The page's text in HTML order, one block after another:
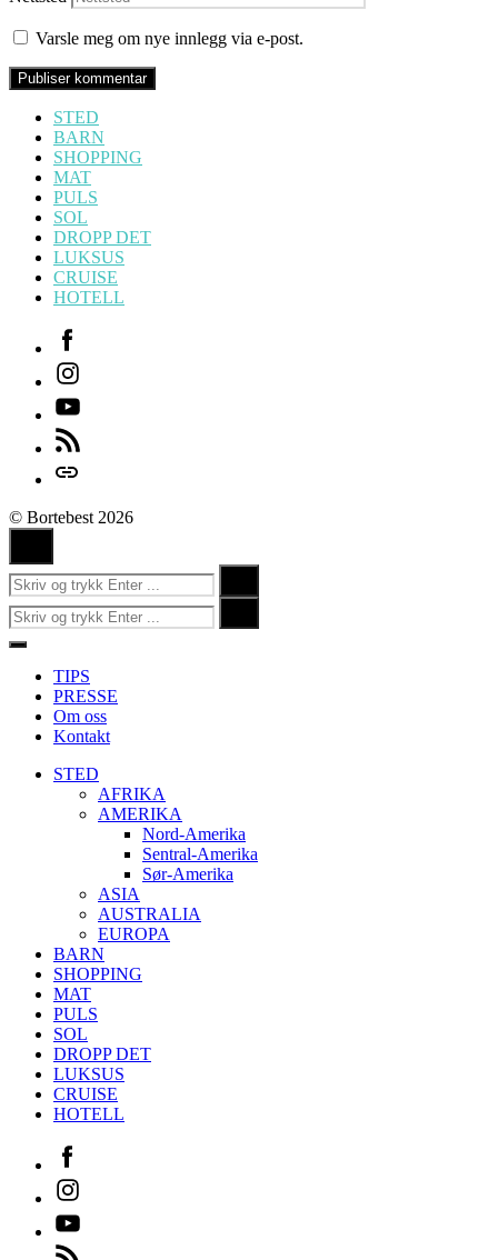
Varsle meg om nye innlegg via e-post.
STED
BARN
SHOPPING
MAT
PULS
SOL
DROPP DET
LUKSUS
CRUISE
HOTELL
Facebook
Instagram
Youtube
Feed
Login
© Bortebest 2026
Søk
etter:
Søk
etter:
Close
TIPS
PRESSE
Om oss
Kontakt
STED
AFRIKA
AMERIKA
Nord-Amerika
Sentral-Amerika
Sør-Amerika
ASIA
AUSTRALIA
EUROPA
BARN
SHOPPING
MAT
PULS
SOL
DROPP DET
LUKSUS
CRUISE
HOTELL
Facebook
Instagram
Youtube
Feed